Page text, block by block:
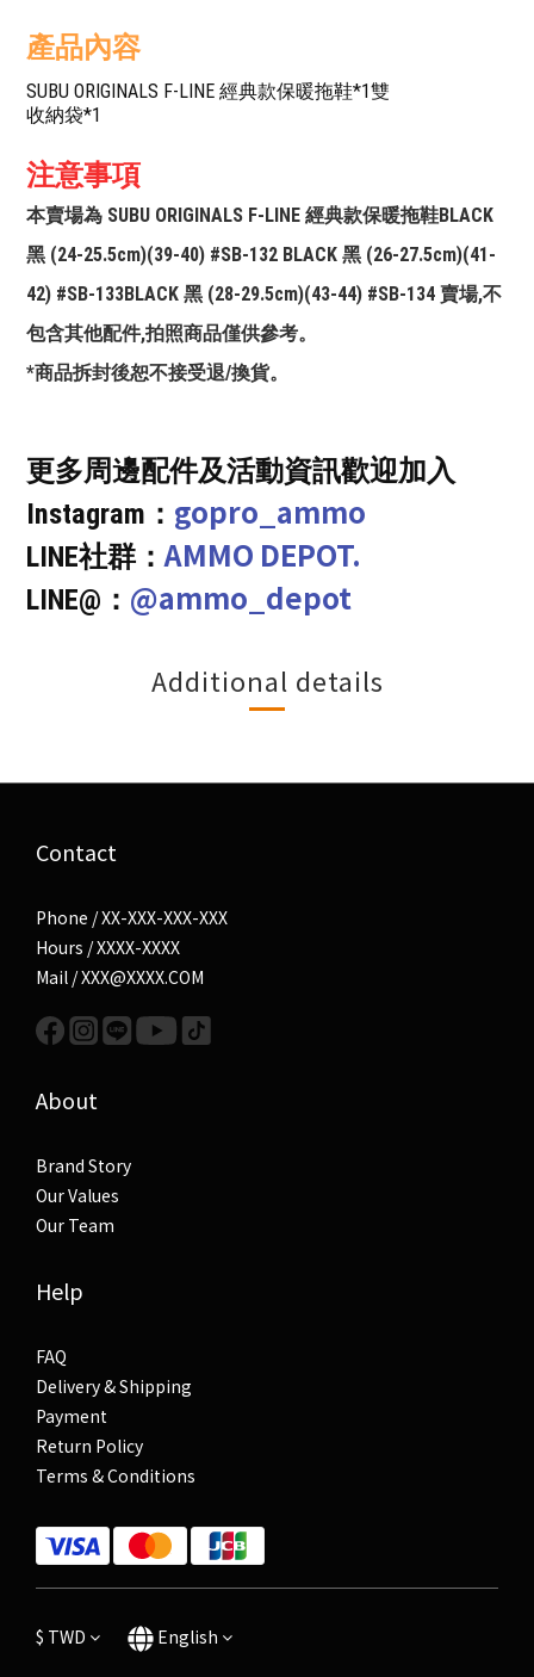
產品內容
SUBU ORIGINALS F-LINE 經典款保暖拖鞋*1雙
收納袋*1
注意事項
本賣場為 SUBU ORIGINALS F-LINE 經典款保暖拖鞋BLACK
黑 (24-25.5cm)(39-40) #SB-132 BLACK 黑 (26-27.5cm)(41-
42) #SB-133BLACK 黑 (28-29.5cm)(43-44) #SB-134 賣場,不
包含其他配件,拍照商品僅供參考。
*商品拆封後恕不接受退/換貨。
更多周邊配件及活動資訊歡迎加入
Instagram： gopro_ammo
LINE社群：AMMO DEPOT.
LINE@： @ammo_depot
Additional details
Contact
Phone / XX-XXX-XXX-XXX
Hours / XXXX-XXXX
Mail / XXX@XXXX.COM
About
Brand Story
Our Values
Our Team
Help
FAQ
Delivery & Shipping
Payment
Return Policy
Terms & Conditions
$ TWD English